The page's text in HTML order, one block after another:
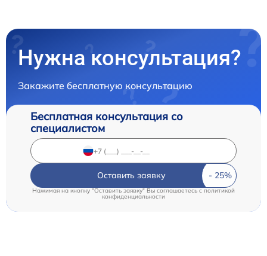
Нужна консультация?
Закажите бесплатную консультацию
Бесплатная консультация со
специалистом
Оставить заявку
Нажимая на кнопку "Оставить заявку" Вы соглашаетесь c политикой
конфиденциальности